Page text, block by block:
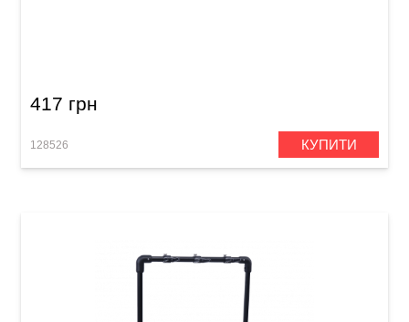
417 грн
128526 КУПИТИ